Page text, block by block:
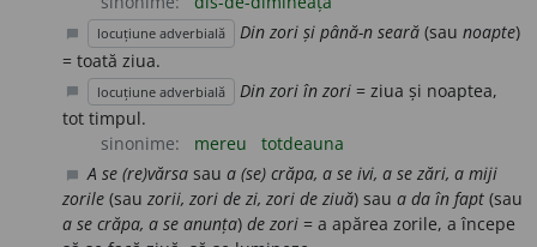
locuțiune adverbială Din zori și până-n seară (sau noapte)
= toată ziua.
chat_bubble locuțiune adverbială Din zori în zori = ziua și noaptea,
tot timpul.
sinonime:
mereu totdeauna
A se (re)vărsa saua (se) crăpa, a se ivi, a se zări, a miji
zorile (sau zorii, zori de zi, zori de ziuă) sau a da în fapt (sau
a se crăpa, a se anunța) de zori = a apărea zorile, a începe